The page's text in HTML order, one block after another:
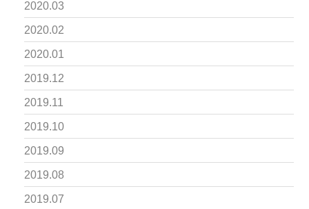
2020.03
2020.02
2020.01
2019.12
2019.11
2019.10
2019.09
2019.08
2019.07